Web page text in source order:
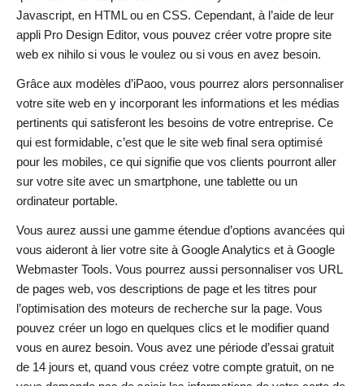
Javascript, en HTML ou en CSS. Cependant, à l’aide de leur
appli Pro Design Editor, vous pouvez créer votre propre site
web ex nihilo si vous le voulez ou si vous en avez besoin.
Grâce aux modèles d’iPaoo, vous pourrez alors personnaliser
votre site web en y incorporant les informations et les médias
pertinents qui satisferont les besoins de votre entreprise. Ce
qui est formidable, c’est que le site web final sera optimisé
pour les mobiles, ce qui signifie que vos clients pourront aller
sur votre site avec un smartphone, une tablette ou un
ordinateur portable.
Vous aurez aussi une gamme étendue d’options avancées qui
vous aideront à lier votre site à Google Analytics et à Google
Webmaster Tools. Vous pourrez aussi personnaliser vos URL
de pages web, vos descriptions de page et les titres pour
l’optimisation des moteurs de recherche sur la page. Vous
pouvez créer un logo en quelques clics et le modifier quand
vous en aurez besoin. Vous avez une période d’essai gratuit
de 14 jours et, quand vous créez votre compte gratuit, on ne